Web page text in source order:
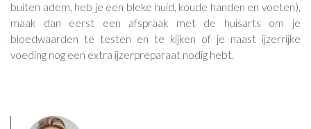
buiten adem, heb je een bleke huid, koude handen en voeten),
maak dan eerst een afspraak met de huisarts om je
bloedwaarden te testen en te kijken of je naast ijzerrijke
voeding nog een extra ijzerpreparaat nodig hebt.